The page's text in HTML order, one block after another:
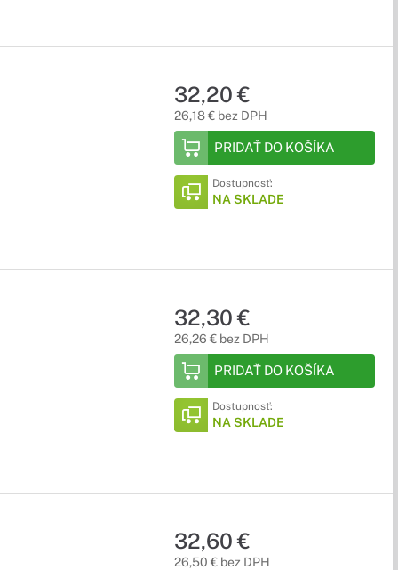
32,20 €
26,18 € bez DPH
PRIDAŤ DO KOŠÍKA
Dostupnosť:
NA SKLADE
32,30 €
26,26 € bez DPH
PRIDAŤ DO KOŠÍKA
Dostupnosť:
NA SKLADE
32,60 €
26,50 € bez DPH